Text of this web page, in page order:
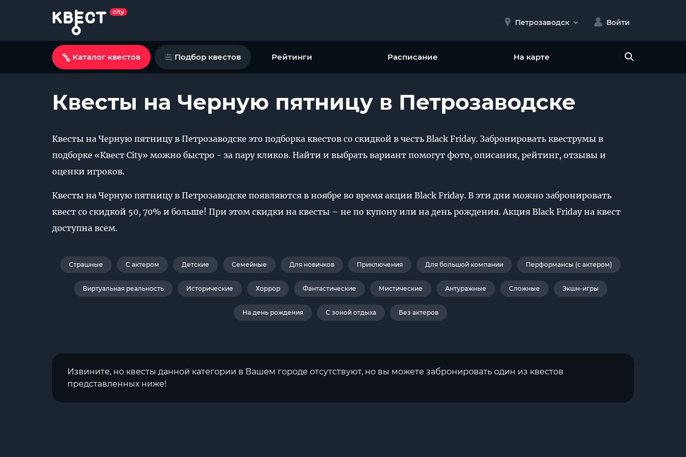
Петрозаводск Войти
Каталог квестов Подбор квестов Рейтинги Расписание На карте
Квесты на Черную пятницу в Петрозаводске
Квесты на Черную пятницу в Петрозаводске это подборка квестов со скидкой в честь Black Friday. Забронировать квеструмы в
подборке «Квест City» можно быстро - за пару кликов. Найти и выбрать вариант помогут фото, описания, рейтинг, отзывы и
оценки игроков.
Квесты на Черную пятницу в Петрозаводске появляются в ноябре во время акции Black Friday. В эти дни можно забронировать
квест со скидкой 50, 70% и больше! При этом скидки на квесты – не по купону или на день рождения. Акция Black Friday на квест
доступна всем.
Страшные С актером Детские Семейные Для новичков Приключения Для большой компании Перформансы (с актером)
Виртуальная реальность Исторические Хоррор Фантастические Мистические Антуражные Сложные Экшн-игры
На день рождения С зоной отдыха Без актеров
Извините, но квесты данной категории в Вашем городе отсутствуют, но вы можете забронировать один из квестов
представленных ниже!